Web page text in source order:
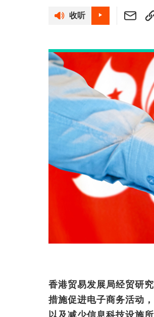
收听
香港贸易发展局经贸研
措施促进电子商务活动